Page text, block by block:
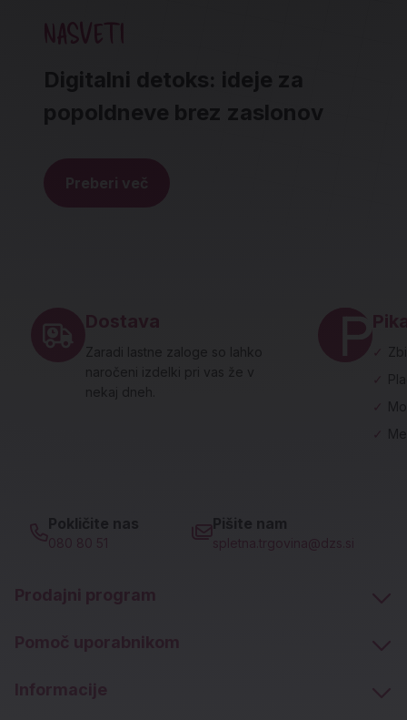
NASVETI
Digitalni detoks: ideje za
popoldneve brez zaslonov
Preberi več
Dostava
Zaradi lastne zaloge so lahko
naročeni izdelki pri vas že v
nekaj dneh.
Pokličite nas
080 80 51
Pišite nam
spletna.trgovina@dzs.si
Prodajni program
Pomoč uporabnikom
Informacije